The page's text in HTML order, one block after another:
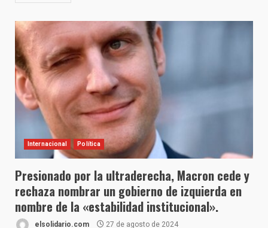
Internacional Política
Presionado por la ultraderecha, Macron cede y
rechaza nombrar un gobierno de izquierda en
nombre de la «estabilidad institucional».
elsolidario.com 27 de agosto de 2024